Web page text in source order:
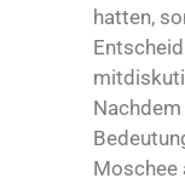
hatten,
Moschee